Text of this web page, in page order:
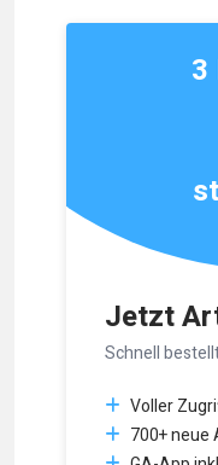
Jetzt
Schnell
Voller
700+ neue
3